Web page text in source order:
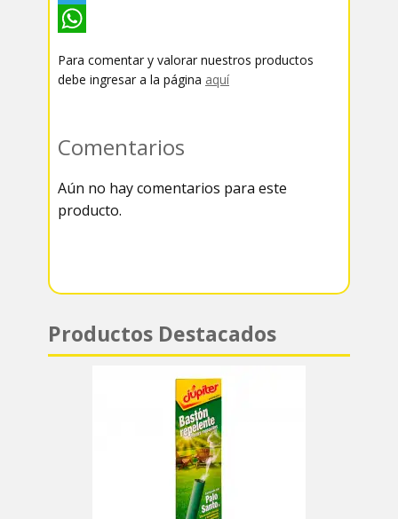
c
b
k
w
t
r
T
l
r
a
m
h
s
A
p
Para comentar y valorar nuestros productos
debe ingresar a la página aquí
Comentarios
Aún no hay comentarios para este
producto.
Productos Destacados